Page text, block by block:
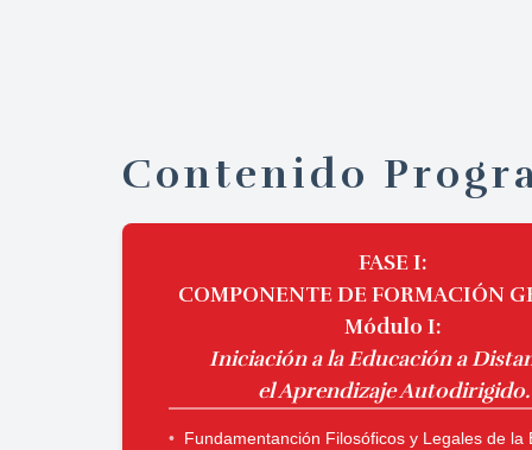
Contenido
FASE I:
COMPONENTE DE FORMACIÓN
​​​​​​​Módulo I:
​​​​​​​Iniciación a la Educación a
el Aprendizaje Autodirigido.
Fundamentanción Filosóficos y Legales de la